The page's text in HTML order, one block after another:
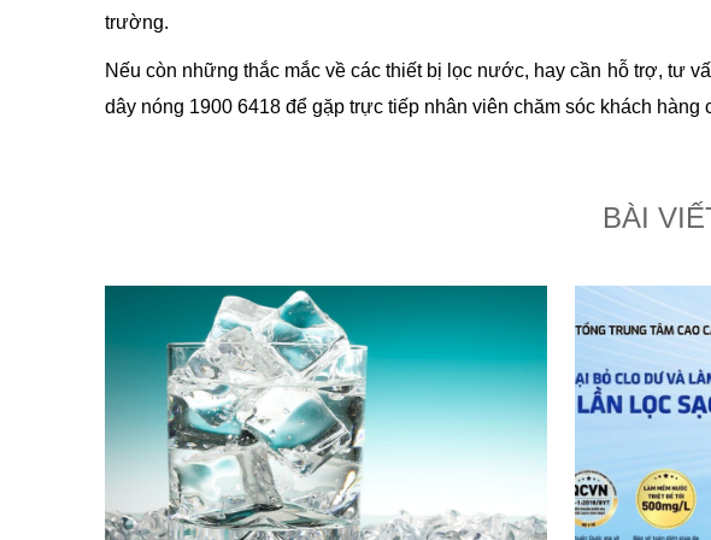
trường.
Nếu còn những thắc mắc về các thiết bị lọc nước, hay cần hỗ trợ, tư
dây nóng 1900 6418 để gặp trực tiếp nhân viên chăm sóc khách hàng
BÀI